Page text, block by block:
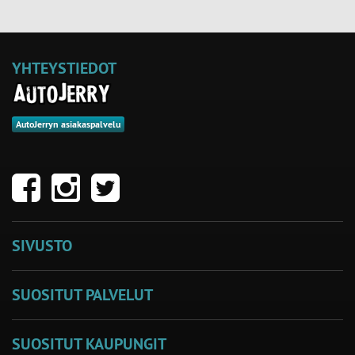
YHTEYSTIEDOT
AutoJerryn asiakaspalvelu
SIVUSTO
SUOSITUT PALVELUT
SUOSITUT KAUPUNGIT